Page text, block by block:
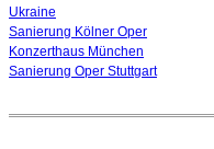
Ukraine
Sanierung Kölner Oper
Konzerthaus München
Sanierung Oper Stuttgart